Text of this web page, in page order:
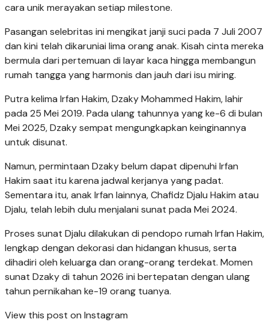
cara unik merayakan setiap milestone.
Pasangan selebritas ini mengikat janji suci pada 7 Juli 2007
dan kini telah dikaruniai lima orang anak. Kisah cinta mereka
bermula dari pertemuan di layar kaca hingga membangun
rumah tangga yang harmonis dan jauh dari isu miring.
Putra kelima Irfan Hakim, Dzaky Mohammed Hakim, lahir
pada 25 Mei 2019. Pada ulang tahunnya yang ke-6 di bulan
Mei 2025, Dzaky sempat mengungkapkan keinginannya
untuk disunat.
Namun, permintaan Dzaky belum dapat dipenuhi Irfan
Hakim saat itu karena jadwal kerjanya yang padat.
Sementara itu, anak Irfan lainnya, Chafidz Djalu Hakim atau
Djalu, telah lebih dulu menjalani sunat pada Mei 2024.
Proses sunat Djalu dilakukan di pendopo rumah Irfan Hakim,
lengkap dengan dekorasi dan hidangan khusus, serta
dihadiri oleh keluarga dan orang-orang terdekat. Momen
sunat Dzaky di tahun 2026 ini bertepatan dengan ulang
tahun pernikahan ke-19 orang tuanya.
View this post on Instagram